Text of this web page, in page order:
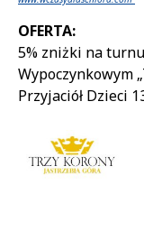
OFERTA:
5% zniżki na
Wypoczynkowym
Przyjaciół Dzieci